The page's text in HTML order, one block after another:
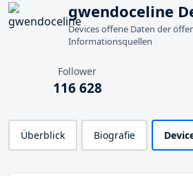
gwendoceline
Devices offene Daten der
Informationsquellen
Follower
116 628
Überblick Biografie